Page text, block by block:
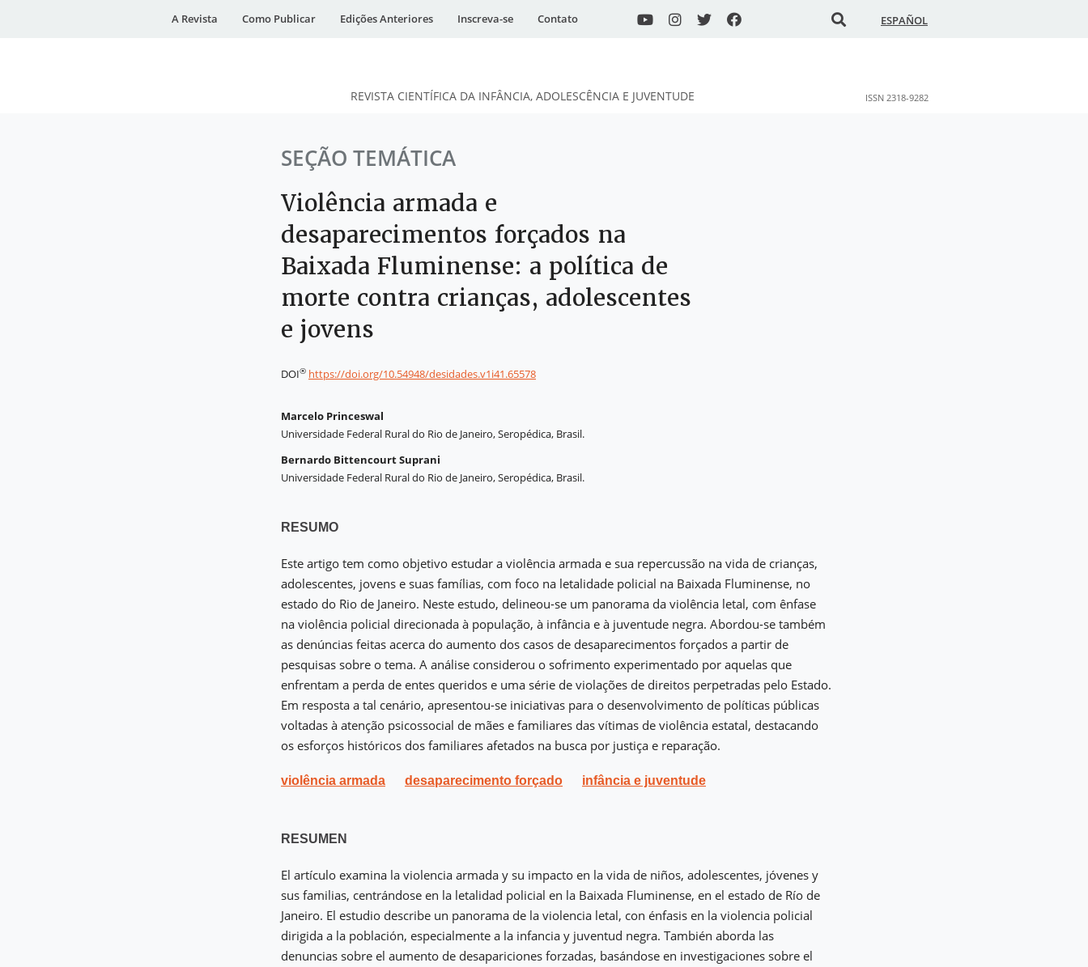
A Revista Como Publicar Edições Anteriores Inscreva-se Contato ESPAÑOL
DESidades
REVISTA CIENTÍFICA DA INFÂNCIA, ADOLESCÊNCIA E JUVENTUDE ISSN 2318-9282
SEÇÃO TEMÁTICA
Violência armada e
desaparecimentos forçados na
Baixada Fluminense: a política de
morte contra crianças, adolescentes
e jovens
DOI® https://doi.org/10.54948/desidades.v1i41.65578
Marcelo Princeswal
Universidade Federal Rural do Rio de Janeiro, Seropédica, Brasil.
Bernardo Bittencourt Suprani
Universidade Federal Rural do Rio de Janeiro, Seropédica, Brasil.
RESUMO
Este artigo tem como objetivo estudar a violência armada e sua repercussão na vida de crianças,
adolescentes, jovens e suas famílias, com foco na letalidade policial na Baixada Fluminense, no
estado do Rio de Janeiro. Neste estudo, delineou-se um panorama da violência letal, com ênfase
na violência policial direcionada à população, à infância e à juventude negra. Abordou-se também
as denúncias feitas acerca do aumento dos casos de desaparecimentos forçados a partir de
pesquisas sobre o tema. A análise considerou o sofrimento experimentado por aquelas que
enfrentam a perda de entes queridos e uma série de violações de direitos perpetradas pelo Estado.
Em resposta a tal cenário, apresentou-se iniciativas para o desenvolvimento de políticas públicas
voltadas à atenção psicossocial de mães e familiares das vítimas de violência estatal, destacando
os esforços históricos dos familiares afetados na busca por justiça e reparação.
violência armada desaparecimento forçado infância e juventude
RESUMEN
El artículo examina la violencia armada y su impacto en la vida de niños, adolescentes, jóvenes y
sus familias, centrándose en la letalidad policial en la Baixada Fluminense, en el estado de Río de
Janeiro. El estudio describe un panorama de la violencia letal, con énfasis en la violencia policial
dirigida a la población, especialmente a la infancia y juventud negra. También aborda las
denuncias sobre el aumento de desapariciones forzadas, basándose en investigaciones sobre el